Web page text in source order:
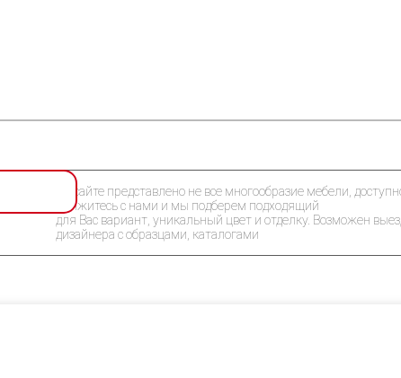
На сайте представлено не все многообразие мебели,
Свяжитесь с нами и мы подберем подходящий
для Вас вариант, уникальный цвет и отделку. Возможен
дизайнера с образцами, каталогами